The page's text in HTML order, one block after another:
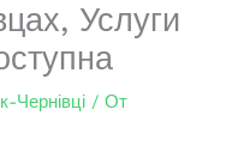
Услуги
Чернівці / От